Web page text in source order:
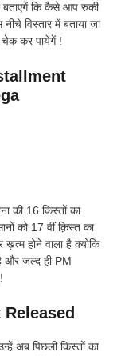
बताएगें कि कैसे आप रुकी
विस्तार में बताया जा
चेक कर पायेगें !
की 16 किस्तों का
को 17 वीं क़िस्त का
होने वाला है क्योकि
और जल्द ही PM
अब पिछली किस्तों का